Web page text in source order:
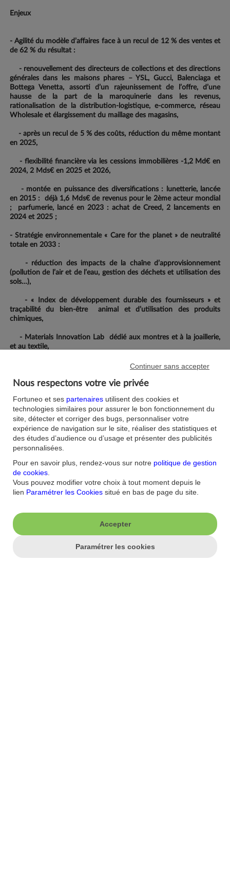
Enjeux
- Agilité du modèle d’affaires face à un recul de 12 % des ventes et
de 62 % du résultat :
- renouvellement des directeurs de collections et des directions
générales dans les maisons phares – YSL, Gucci, Balenciaga et
Bottega Venetta, assorti d’un rajeunissement de l’offre, d’une
hausse de la part de la maroquinerie dans les revenus,
rationalisation de la distribution-logistique, e-commerce, réseau
Wholesale et élargissement du maillage des magasins,
- après un recul de 5 % des coûts, réduction du même montant
en 2025,
- flexibilité financière via les cessions immobilières -1,2 Md€ en
2024, 2 Mds€ en 2025 et 2026,
- montée en puissance des diversifications : lunetterie, lancée
en 2015 : déjà 1,6 Mds€ de revenus pour le 2ème acteur mondial
; parfumerie, lancé en 2023 : achat de Creed, 2 lancements en
2024 et 2025 ;
- Stratégie environnementale « Care for the planet » de neutralité
totale en 2033 :
- réduction des impacts de la chaîne d’approvisionnement
(pollution de l’air et de l’eau, gestion des déchets et utilisation des
sols…),
- « Index de développement durable des fournisseurs » et
traçabilité du bien-être animal et d’utilisation des produits
chimiques,
- Materials Innovation Lab dédié aux montres et à la joaillerie,
et au textile,
- soutien à la biodiversité, l’agriculture régénérative et le fonds
1,4 Md€ d’autofinancement libre.
Défis
- Exécution de la relance de Gucci, 1er contributeur historique aux
résultats ;
d’acquisition totale en 2030 ;
- Absence de prévisions chiffrées pour 2025 ;
- Dividende 2024 réduit de plus de la moitié à 6€, après acompte
Nous respectons votre vie privée
Fortuneo et ses partenaires utilisent des cookies et
technologies similaires pour assurer le bon fonctionnement du
site, détecter et corriger des bugs, personnaliser votre
expérience de navigation sur le site, réaliser des statistiques et
des études d’audience ou d’usage et présenter des publicités
personnalisées.
Pour en savoir plus, rendez-vous sur notre politique de gestion
de cookies
Vous pouvez modifier votre choix à tout moment depuis le
lien Paramétrer les Cookies situé en bas de page du site.
Accepter
Continuer sans accepter
Paramétrer les cookies